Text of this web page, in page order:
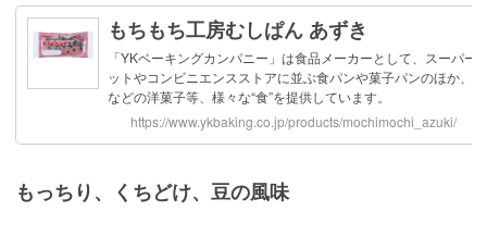
もっちり、くちどけ、豆の風味